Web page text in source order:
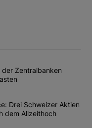
kommentierten
tiefe Nachfrage der
Zentralbanken
Zurich Insurance:
Drei Schweizer Aktien
dem Allzeithoch